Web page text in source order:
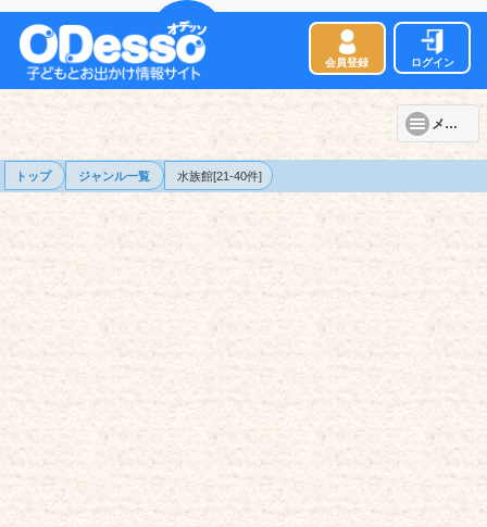
会員登録 ログイン
メニュー
トップ ジャンル一覧 水族館[21-40件]